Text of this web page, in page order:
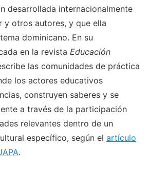
desarrollada internacionalmente
y otros autores, y que ella
dominicano. En su
en la revista Educación
las comunidades de práctica
los actores educativos
construyen saberes y se
a través de la participación
relevantes dentro de un
específico, según el artículo
.